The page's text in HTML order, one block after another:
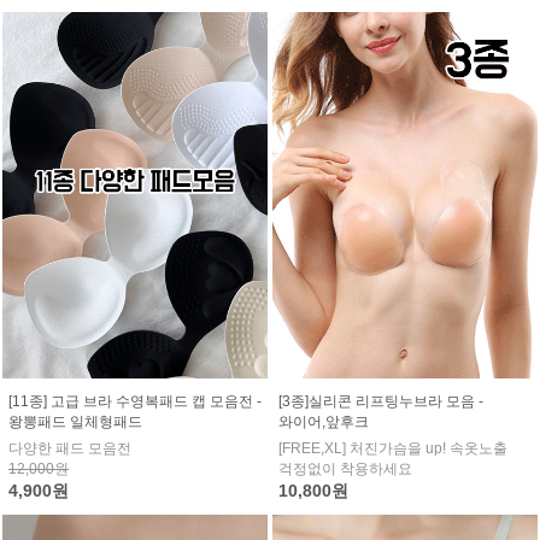
[11종] 고급 브라 수영복패드 캡 모음전 -
왕뽕패드 일체형패드
다양한 패드 모음전
12,000원
4,900원
[3종]실리콘 리프팅누브라 모음 -
와이어,앞후크
[FREE,XL] 처진가슴을 up! 속옷노출
걱정없이 착용하세요
10,800원